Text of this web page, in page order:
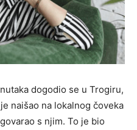
dogodio se u Trogiru,
naišao na lokalnog čoveka
s njim. To je bio